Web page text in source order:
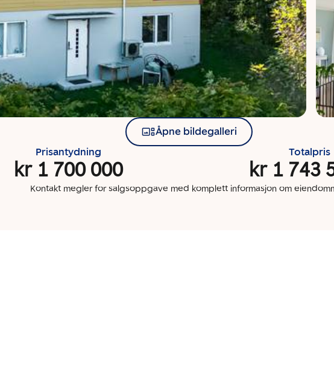
Åpne bildegalleri
Prisantydning
kr 1 700 000
Totalpris
kr 1 743
Kontakt megler for salgsoppgave med komplett informasjon om